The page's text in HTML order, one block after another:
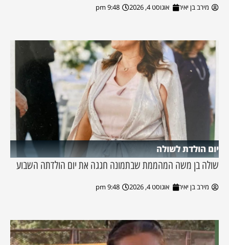
מירב בן יאיר אוגוסט 4, 2026 9:48 pm
יום הולדת לשולה
שולה בן משה המהממת שבתמונה חגגה את יום הולדתה השבוע
מירב בן יאיר אוגוסט 4, 2026 9:48 pm